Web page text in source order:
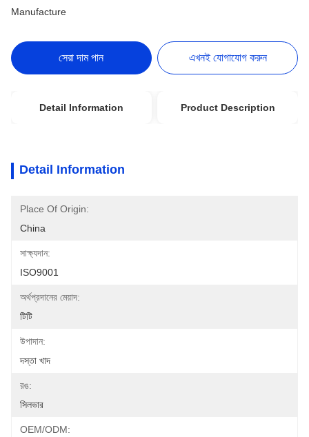
Manufacture
সেরা দাম পান এখনই যোগাযোগ করুন
Detail Information Product Description
Detail Information
Place Of Origin:
China
সাক্ষ্যদান:
ISO9001
অর্থপ্রদানের মেয়াদ:
টিটি
উপাদান:
দস্তা খাদ
রঙ:
সিলভার
OEM/ODM: